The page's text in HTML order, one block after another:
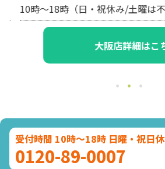
10時～18時（日・祝休み/土曜は不
大阪店詳細はこ
受付時間 10時～18時 日曜・祝日
0120-89-0007